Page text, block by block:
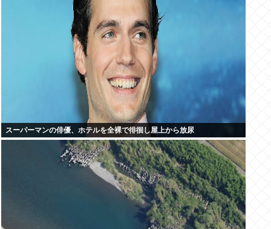
スーパーマンの俳優、ホテルを全裸で徘徊し屋上から放尿